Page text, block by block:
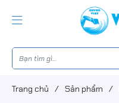
Trang chủ / Sản phẩm /